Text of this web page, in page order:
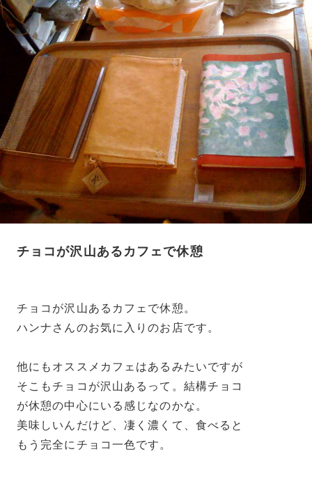
チョコが沢山あるカフェで休憩
チョコが沢山あるカフェで休憩。
ハンナさんのお気に入りのお店です。
他にもオススメカフェはあるみたいですが
そこもチョコが沢山あるって。結構チョコ
が休憩の中心にいる感じなのかな。
美味しいんだけど、凄く濃くて、食べると
もう完全にチョコ一色です。